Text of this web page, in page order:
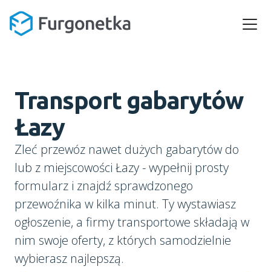
Transport gabarytów
Łazy
Zleć przewóz nawet dużych gabarytów do
lub z miejscowości Łazy - wypełnij prosty
formularz i znajdź sprawdzonego
przewoźnika w kilka minut. Ty wystawiasz
ogłoszenie, a firmy transportowe składają w
nim swoje oferty, z których samodzielnie
wybierasz najlepszą.